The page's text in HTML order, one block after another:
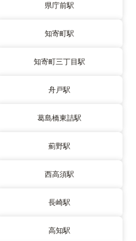
県庁前駅
知寄町駅
知寄町三丁目駅
舟戸駅
葛島橋東詰駅
薊野駅
西高須駅
長崎駅
高知駅